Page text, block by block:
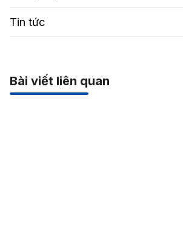
Tin tức
Bài viết liên quan